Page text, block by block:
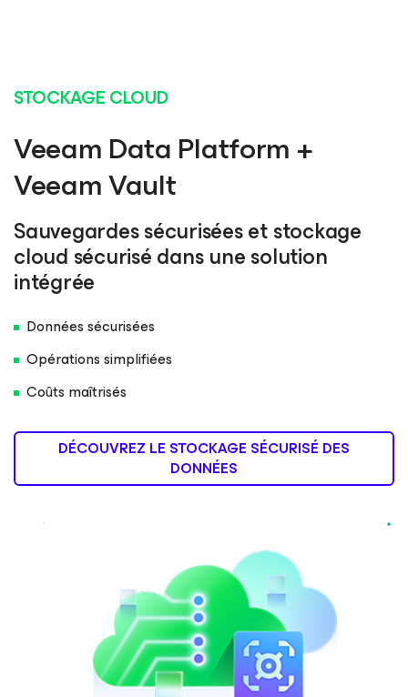
STOCKAGE CLOUD
Veeam Data Platform +
Veeam Vault
Sauvegardes sécurisées et stockage
cloud sécurisé dans une solution
intégrée
Données sécurisées
Opérations simplifiées
Coûts maîtrisés
DÉCOUVREZ LE STOCKAGE SÉCURISÉ DES
DONNÉES